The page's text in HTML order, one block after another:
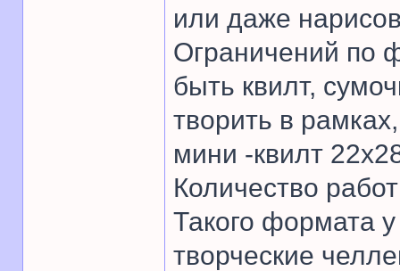
или даже
Ограничений по
быть квилт,
творить в
мини -квилт
Количество
Такого формата
творческие